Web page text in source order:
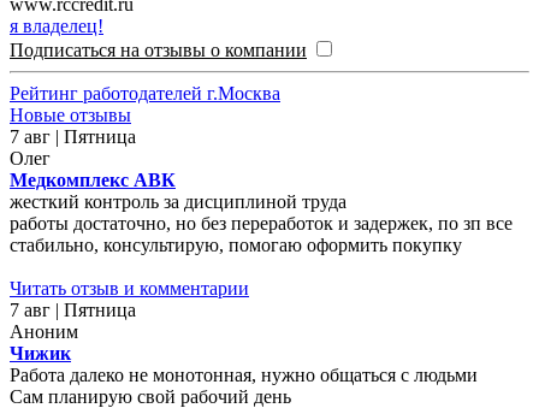
я владелец!
Подписаться на отзывы о компании
Рейтинг работодателей г.Москва
Новые отзывы
7 авг | Пятница
Олег
Медкомплекс АВК
жесткий контроль за дисциплиной труда
работы достаточно, но без переработок и задержек, по зп все
стабильно, консультирую, помогаю оформить покупку
Читать отзыв и комментарии
7 авг | Пятница
Аноним
Чижик
Работа далеко не монотонная, нужно общаться с людьми
Сам планирую свой рабочий день